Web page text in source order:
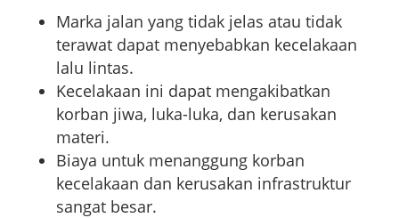
Marka jalan yang tidak jelas atau tidak
terawat dapat menyebabkan kecelakaan
lalu lintas.
Kecelakaan ini dapat mengakibatkan
korban jiwa, luka-luka, dan kerusakan
materi.
Biaya untuk menanggung korban
kecelakaan dan kerusakan infrastruktur
sangat besar.